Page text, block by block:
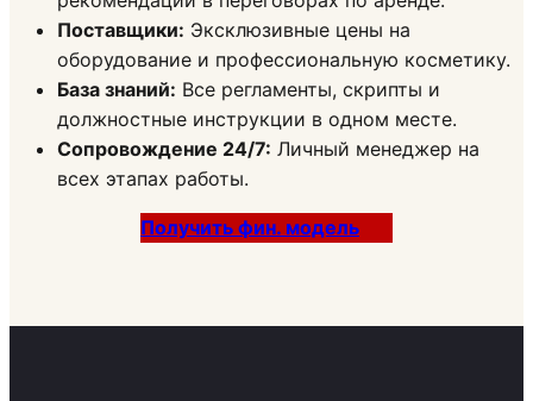
Поставщики: Эксклюзивные цены на
оборудование и профессиональную косметику.
База знаний: Все регламенты, скрипты и
должностные инструкции в одном месте.
Сопровождение 24/7: Личный менеджер на
всех этапах работы.
Получить фин. модель